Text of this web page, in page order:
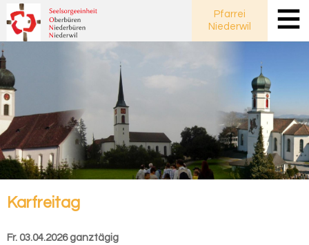
Pfarrei
Niederwil
Kar­frei­tag
Fr. 03.04.2026 ganztägig